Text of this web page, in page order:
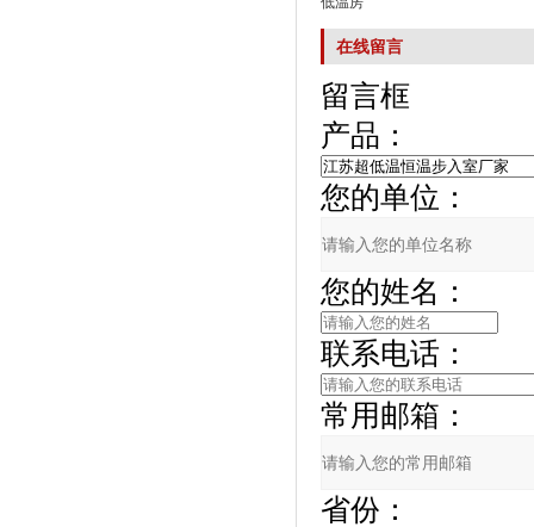
在线留言
留言框
产品：
您的单位：
您的姓名：
联系电话：
常用邮箱：
省份：